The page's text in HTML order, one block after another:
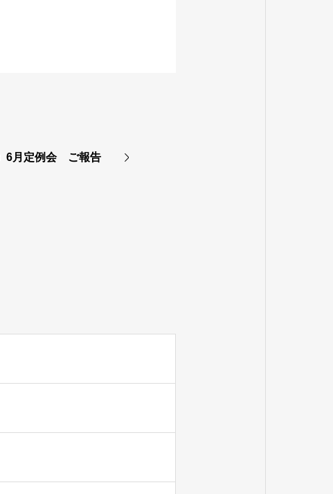
6月定例会 ご報告